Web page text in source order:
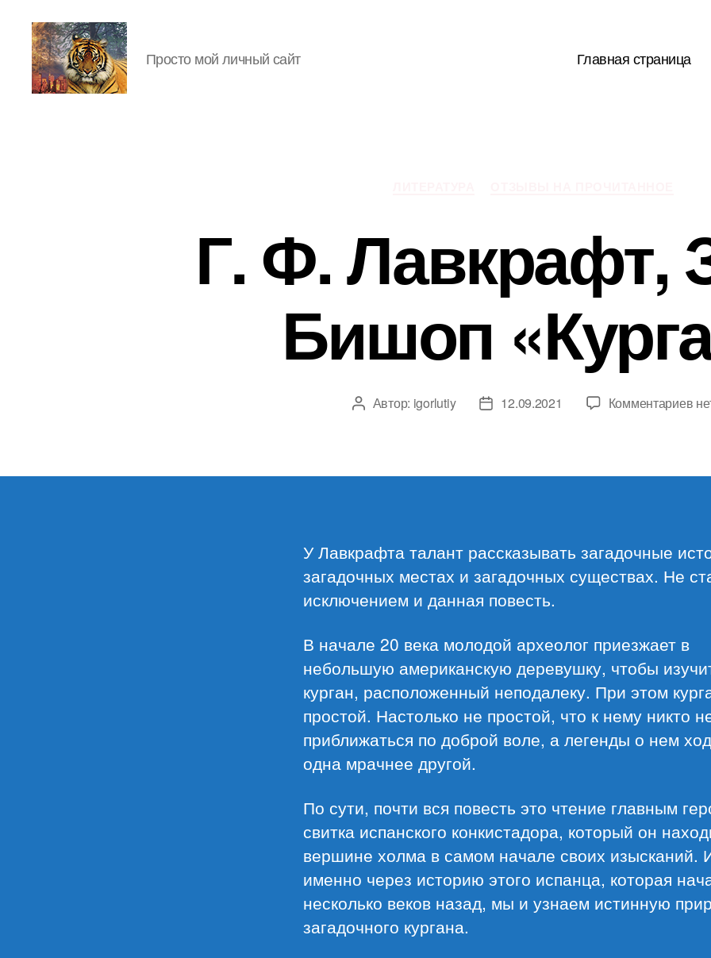
Просто мой личный сайт Главная страница
Г. Ф. Лавкрафт,
Бишоп
Автор
Автор: igorlutiy
Дата12.09.2021 Комментариевк
У Лавкрафта талант рассказывать загадочные
загадочных местах и загадочных существах. Не
исключением и данная повесть.
В начале 20 века молодой археолог приезжает в
небольшую американскую деревушку, чтобы
курган, расположенный неподалеку. При этом
простой. Настолько не простой, что к нему никто
приближаться по доброй воле, а легенды о нем
одна мрачнее другой.
По сути, почти вся повесть это чтение главным
свитка испанского конкистадора, который он
вершине холма в самом начале своих изысканий.
именно через историю этого испанца, которая
несколько веков назад, мы и узнаем истинную
загадочного кургана.